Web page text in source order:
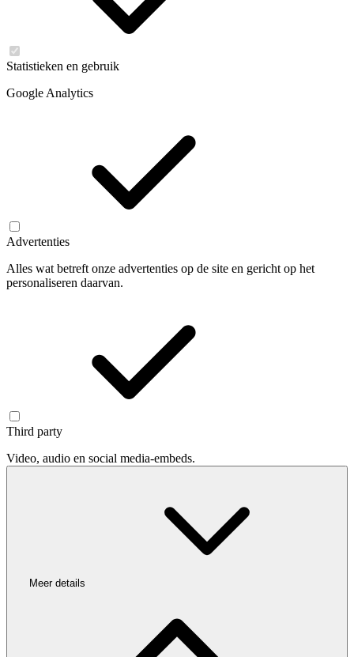
Statistieken en gebruik
Google Analytics
Advertenties
Alles wat betreft onze advertenties op de site en gericht op het
personaliseren daarvan.
Third party
Video, audio en social media-embeds.
Meer details